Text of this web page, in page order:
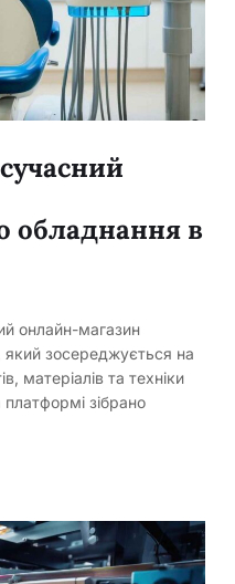
обладнання в
онлайн-магазин
який зосереджується на
матеріалів та техніки
платформі зібрано